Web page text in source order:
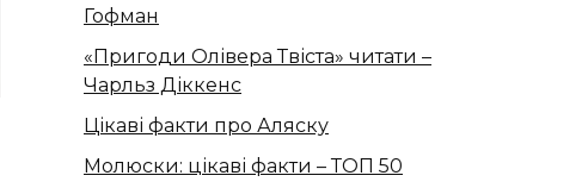
Гофман
«Пригоди Олівера Твіста» читати –
Чарльз Діккенс
Цікаві факти про Аляску
Молюски: цікаві факти – ТОП 50